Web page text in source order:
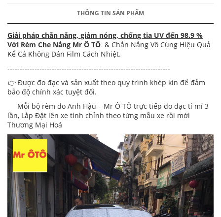
THÔNG TIN SẢN PHẨM
Giải pháp chắn nắng, giảm nóng, chống tia UV đến 98.9 %
Với Rèm Che Nắng Mr Ô TÔ & Chắn Nắng Vô Cùng Hiệu Quả
Kể Cả Không Dán Film Cách Nhiệt.
------------------------------------------------------------------
👉 Được đo đạc và sản xuất theo quy trình khép kín để đảm
bảo độ chính xác tuyệt đối.
Mỗi bộ rèm do Anh Hậu – Mr Ô TÔ trực tiếp đo đạc tỉ mỉ 3
lần, Lắp Đặt lên xe tinh chỉnh theo từng mẫu xe rồi mới
Thương Mại Hoá